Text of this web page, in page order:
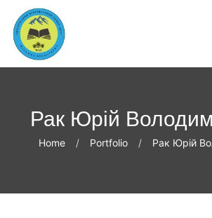
Рак Юрій
Home Portfolio Рак Юрій